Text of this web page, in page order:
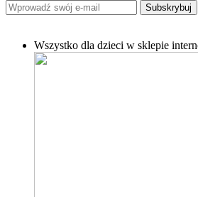
Subskrybuj
Wszystko dla dzieci w sklepie